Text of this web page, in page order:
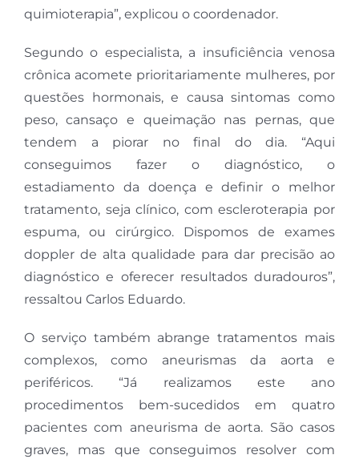
quimioterapia”, explicou o coordenador.
Segundo o especialista, a insuficiência venosa
crônica acomete prioritariamente mulheres, por
questões hormonais, e causa sintomas como
peso, cansaço e queimação nas pernas, que
tendem a piorar no final do dia. “Aqui
conseguimos fazer o diagnóstico, o
estadiamento da doença e definir o melhor
tratamento, seja clínico, com escleroterapia por
espuma, ou cirúrgico. Dispomos de exames
doppler de alta qualidade para dar precisão ao
diagnóstico e oferecer resultados duradouros”,
ressaltou Carlos Eduardo.
O serviço também abrange tratamentos mais
complexos, como aneurismas da aorta e
periféricos. “Já realizamos este ano
procedimentos bem-sucedidos em quatro
pacientes com aneurisma de aorta. São casos
graves, mas que conseguimos resolver com